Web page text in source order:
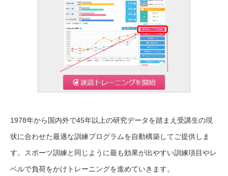
1978年から国内外で45年以上の研究データを踏まえ受講生の現
状に合わせた最適な訓練プログラムを自動構築してご提供しま
す。スポーツ訓練と同じように最も効果が出やすい訓練項目やレ
ベルで負荷をかけトレーニングを進めていきます。